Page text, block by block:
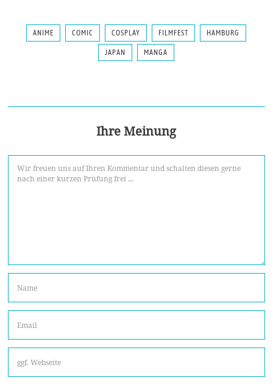
ANIME COMIC COSPLAY FILMFEST HAMBURG
JAPAN MANGA
Ihre Meinung